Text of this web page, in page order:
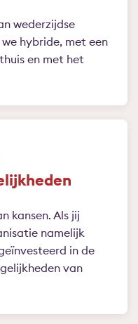
wederzijdse
hybride, met een
en met het
kansen. Als jij
namelijk
in de
van